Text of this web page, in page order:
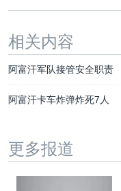
相关内容
阿富汗军队接管安全职责
阿富汗卡车炸弹炸死7人
更多报道